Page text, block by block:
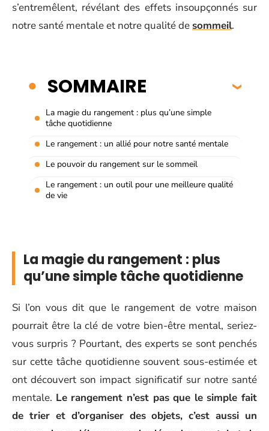
s’entremêlent, révélant des effets insoupçonnés sur
notre santé mentale et notre qualité de sommeil.
SOMMAIRE
La magie du rangement : plus qu’une simple
tâche quotidienne
Le rangement : un allié pour notre santé mentale
Le pouvoir du rangement sur le sommeil
Le rangement : un outil pour une meilleure qualité
de vie
La magie du rangement : plus
qu’une simple tâche quotidienne
Si l’on vous dit que le rangement de votre maison
pourrait être la clé de votre bien-être mental, seriez-
vous surpris ? Pourtant, des experts se sont penchés
sur cette tâche quotidienne souvent sous-estimée et
ont découvert son impact significatif sur notre santé
mentale. Le rangement n’est pas que le simple fait
de trier et d’organiser des objets, c’est aussi un